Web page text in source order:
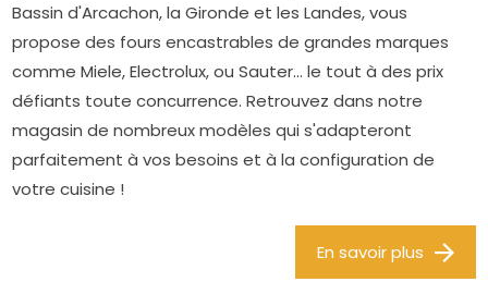
Bassin d'Arcachon, la Gironde et les Landes, vous
propose des fours encastrables de grandes marques
comme Miele, Electrolux, ou Sauter... le tout à des prix
défiants toute concurrence. Retrouvez dans notre
magasin de nombreux modèles qui s'adapteront
parfaitement à vos besoins et à la configuration de
votre cuisine !
En savoir plus